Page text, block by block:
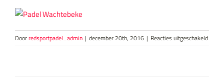
Doorredsportpadel_admin | december 20th, 2016 | Reacties uitgeschakeldvoor
padel-